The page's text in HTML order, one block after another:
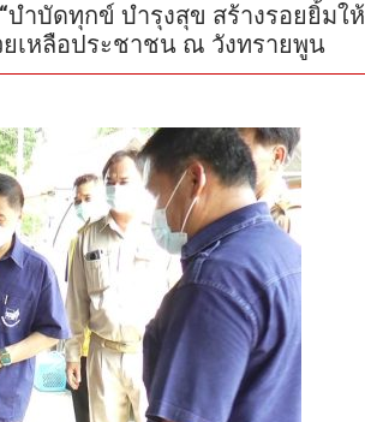
ำบัดทุกข์ บำรุงสุข สร้างรอยยิ้มให้
เหลือประชาชน ณ วังทรายพูน